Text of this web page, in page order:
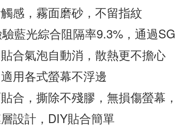
感，霧面磨砂，不留指紋
藍光綜合阻隔率9.3%，通過
合氣泡自動消，散熱更不擔心
用各式螢幕不浮邊
合，撕除不殘膠，無損傷螢幕
設計，DIY貼合簡單